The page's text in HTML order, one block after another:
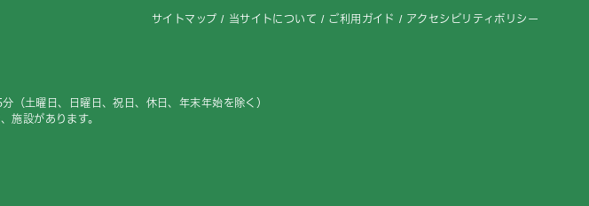
サイトマップ 当サイトについて ご利用ガイド アクセシビリティポリシー
（土曜日、日曜日、祝日、休日、年末年始を除く）
施設があります。